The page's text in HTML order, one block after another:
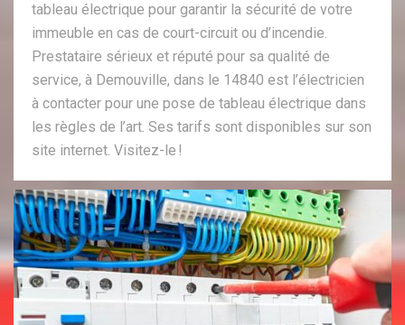
tableau électrique pour garantir la sécurité de votre
immeuble en cas de court-circuit ou d’incendie.
Prestataire sérieux et réputé pour sa qualité de
service, à Demouville, dans le 14840 est l’électricien
à contacter pour une pose de tableau électrique dans
les règles de l’art. Ses tarifs sont disponibles sur son
site internet. Visitez-le !